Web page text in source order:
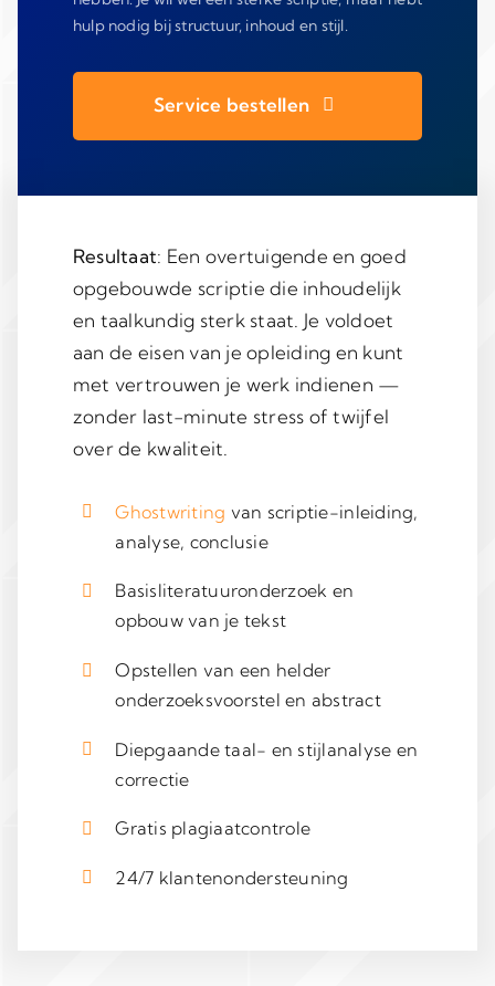
hulp nodig bij structuur, inhoud en stijl.
Service bestellen
Resultaat: Een overtuigende en goed
opgebouwde scriptie die inhoudelijk
en taalkundig sterk staat. Je voldoet
aan de eisen van je opleiding en kunt
met vertrouwen je werk indienen —
zonder last-minute stress of twijfel
over de kwaliteit.
Ghostwriting van scriptie-inleiding,
analyse, conclusie
Basisliteratuuronderzoek en
opbouw van je tekst
Opstellen van een helder
onderzoeksvoorstel en abstract
Diepgaande taal- en stijlanalyse en
correctie
Gratis plagiaatcontrole
24/7 klantenondersteuning